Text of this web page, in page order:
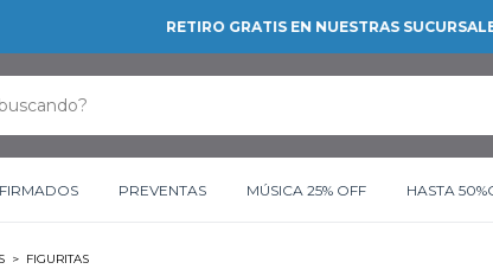
RETIRO GRATIS EN NUESTRAS SUCURSALES
FIRMADOS PREVENTAS MÚSICA 25% OFF HASTA
> FIGURITAS